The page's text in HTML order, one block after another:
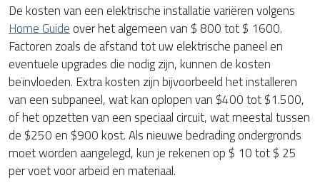
De kosten van een elektrische installatie variëren volgens
Home Guide over het algemeen van $ 800 tot $ 1600.
Factoren zoals de afstand tot uw elektrische paneel en
eventuele upgrades die nodig zijn, kunnen de kosten
beïnvloeden. Extra kosten zijn bijvoorbeeld het installeren
van een subpaneel, wat kan oplopen van $400 tot $1.500,
of het opzetten van een speciaal circuit, wat meestal tussen
de $250 en $900 kost. Als nieuwe bedrading ondergronds
moet worden aangelegd, kun je rekenen op $ 10 tot $ 25
per voet voor arbeid en materiaal.